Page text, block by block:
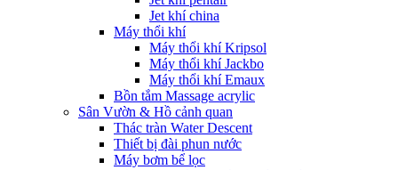
Jet khí china
Máy thổi khí
Máy thổi khí Kripsol
Máy thổi khí Jackbo
Máy thổi khí Emaux
Bồn tắm Massage acrylic
Sân Vườn & Hồ cảnh quan
Thác tràn Water Descent
Thiết bị đài phun nước
Máy bơm bể lọc